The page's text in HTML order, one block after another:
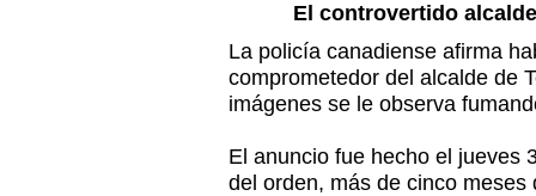
El controvertido
La policía canadiense afirma
comprometedor del alcalde de
imágenes se le observa
El anuncio fue hecho el jueves
del orden, más de cinco